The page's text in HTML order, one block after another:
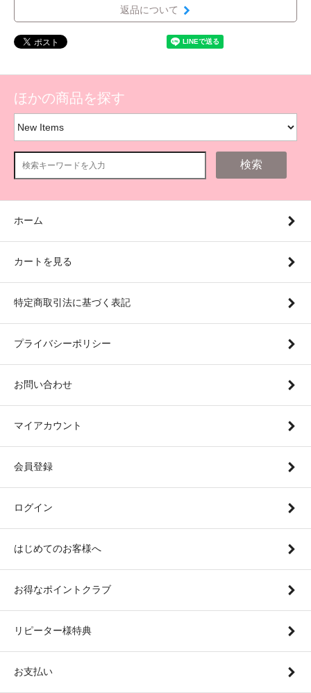
返品について
ほかの商品を探す
検索
ホーム
カートを見る
特定商取引法に基づく表記
プライバシーポリシー
お問い合わせ
マイアカウント
会員登録
ログイン
はじめてのお客様へ
お得なポイントクラブ
リピーター様特典
お支払い